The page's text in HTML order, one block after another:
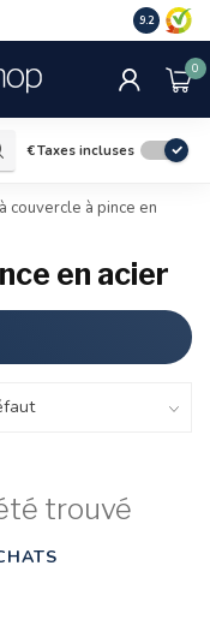
9.2
0
€Taxes incluses
couvercle à pince en
en acier
trouvé